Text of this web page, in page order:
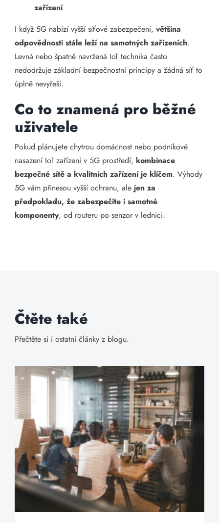
zařízení
I když 5G nabízí vyšší síťové zabezpečení, většina
odpovědnosti stále leží na samotných zařízeních.
Levná nebo špatně navržená IoT technika často
nedodržuje základní bezpečnostní principy a žádná síť to
úplně nevyřeší.
Co to znamená pro běžné
uživatele
Pokud plánujete chytrou domácnost nebo podnikové
nasazení IoT zařízení v 5G prostředí, kombinace
bezpečné sítě a kvalitních zařízení je klíčem. Výhody
5G vám přinesou vyšší ochranu, ale jen za
předpokladu, že zabezpečíte i samotné
komponenty, od routeru po senzor v lednici.
Čtěte také
Přečtěte si i ostatní články z blogu.